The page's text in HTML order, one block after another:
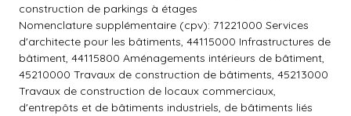
construction de parkings à étages
Nomenclature supplémentaire (cpv): 71221000 Services
d'architecte pour les bâtiments, 44115000 Infrastructures de
bâtiment, 44115800 Aménagements intérieurs de bâtiment,
45210000 Travaux de construction de bâtiments, 45213000
Travaux de construction de locaux commerciaux,
d'entrepôts et de bâtiments industriels, de bâtiments liés